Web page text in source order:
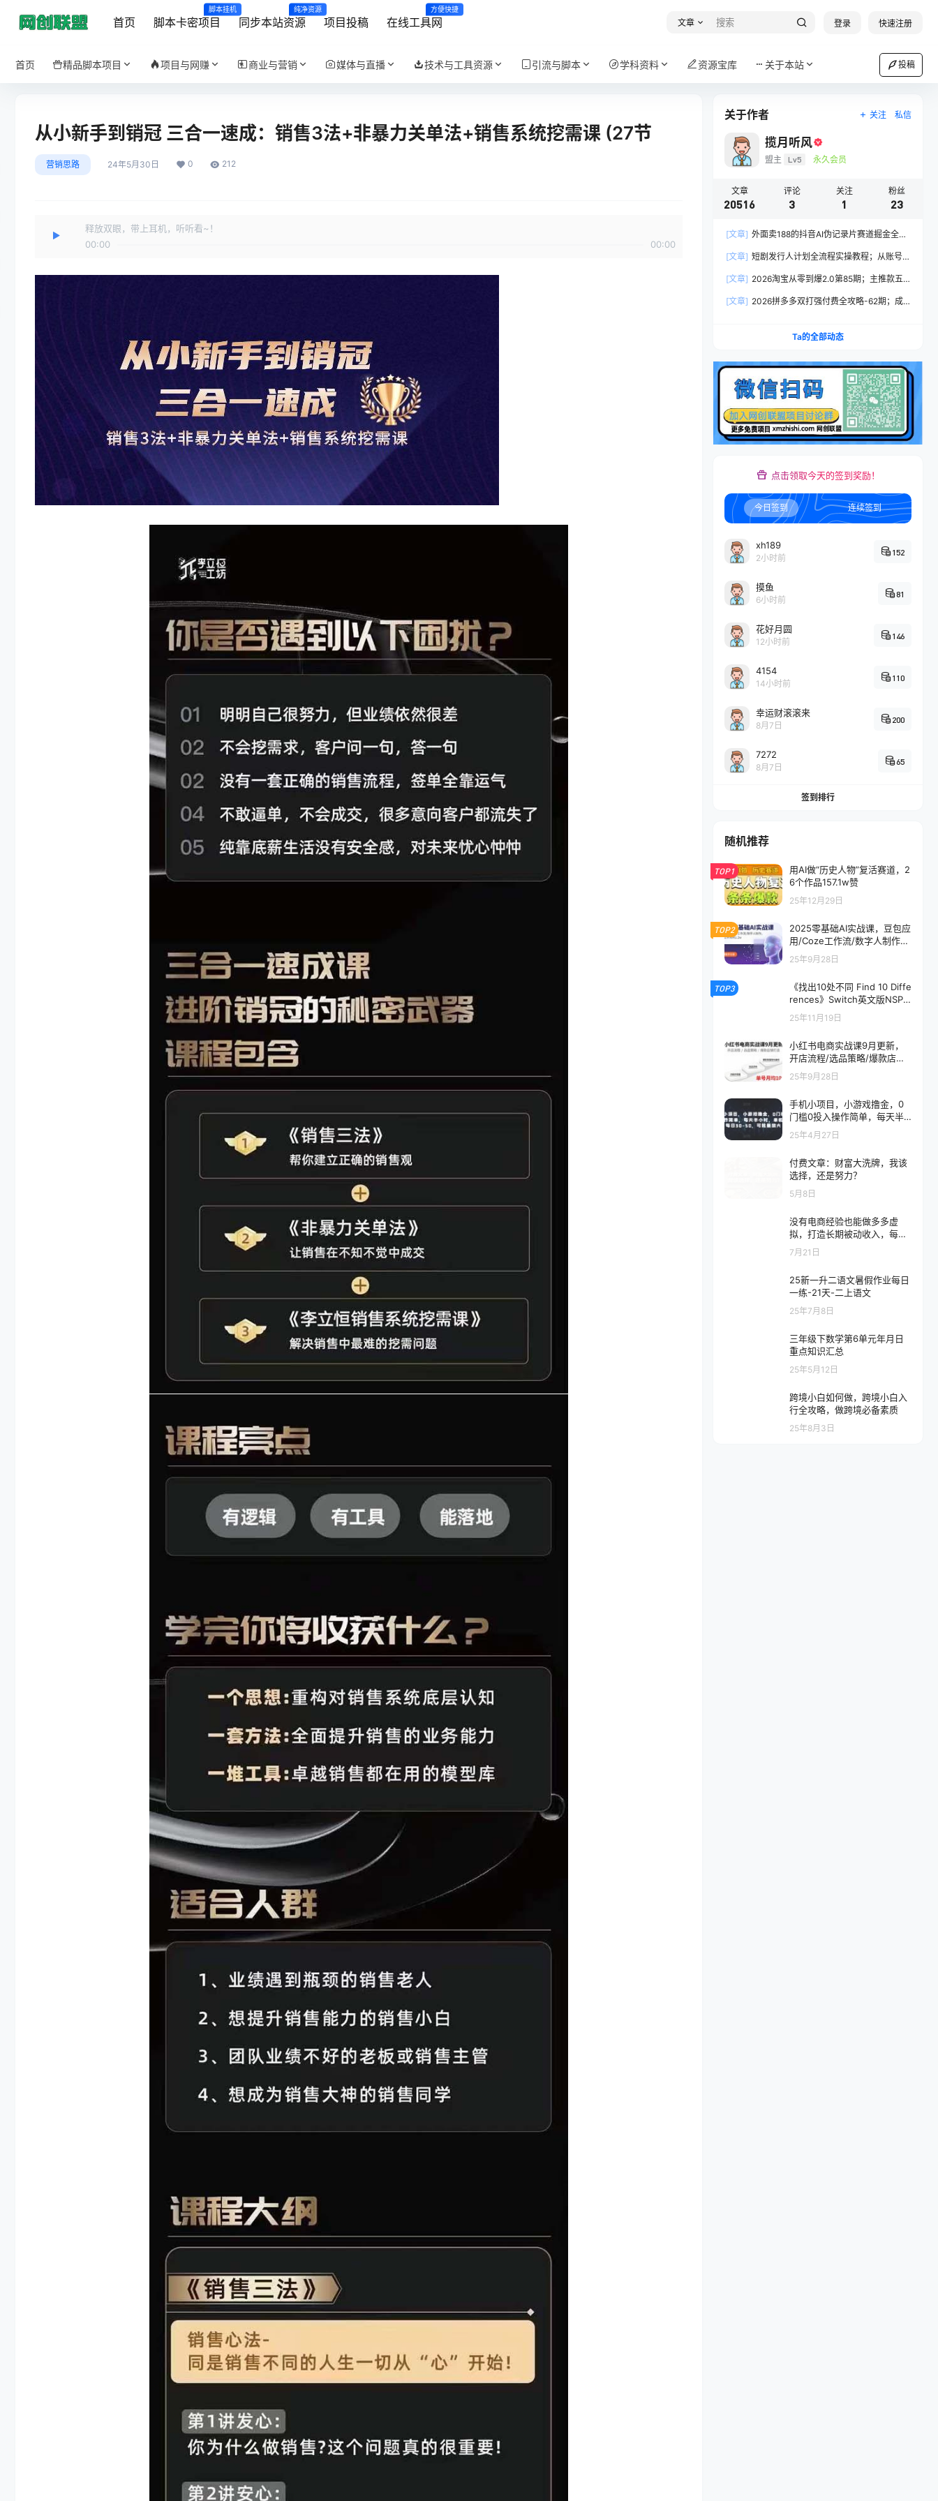
首页 脚本卡密项目
脚本挂机
同步本站资源
纯净资源
项目投稿 在线工具网
方便快捷
文章 登录 快速注册
首页 精品脚本项目 项目与网赚 商业与营销 媒体与直播 技术与工具资源 引流与脚本 学科资料 资源宝库 关于本站 投稿
从小新手到销冠 三合一速成：销售3法+非暴力关单法+销售系统挖需课 (27节
营销思路 24年5月30日 0 212
释放双眼，带上耳机，听听看~！
00:00
00:00
关于作者 关注 私信
揽月听风
盟主 Lv5 永久会员
文章
20516
评论
3
关注
1
粉丝
23
[文章] 外面卖188的抖音AI伪记录片赛道掘金全攻
出高流量真实感内容
[文章] 短剧发行人计划全流程实操教程；从账号
手出单
[文章] 2026淘宝从零到爆2.0第85期；主推款五
基础权重
[文章] 2026拼多多双打强付费全攻略-62期；成
Ta的全部动态
点击领取今天的签到奖励！
今日签到 连续签到
xh189
2小时前
152
摸鱼
6小时前
81
花好月圆
12小时前
146
4154
14小时前
110
幸运财滚滚来
8月7日
200
7272
8月7日
65
签到排行
随机推荐
TOP1
用AI做“历史人物”复活赛道，2
6个作品157.1w赞
25年12月29日
TOP2
2025零基础AI实战课，豆包应
用/Coze工作流/数字人制作，
快速上手月利1.2w
25年9月28日
TOP3
《找出10处不同 Find 10 Diffe
rences》Switch英文版NSP
下载
25年11月19日
小红书电商实战课9月更新，
开店流程/选品策略/爆款店铺
打造，单号月均10w+
25年9月28日
手机小项目，小游戏撸金，0
门槛0投入操作简单，每天半
小时，单机单号每日30-50，
可批量放大
25年4月27日
付费文章：财富大洗牌，我该
选择，还是努力？
5月8日
没有电商经验也能做多多虚
拟，打造长期被动收入，每月
稳定拿到1-3W收益【揭秘】
7月21日
25新一升二语文暑假作业每日
一练-21天-二上语文
25年7月8日
三年级下数学第6单元年月日
重点知识汇总
25年5月12日
跨境小白如何做，跨境小白入
行全攻略，做跨境必备素质
25年8月3日